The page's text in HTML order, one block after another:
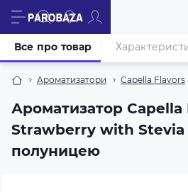
Ароматизатори Capella Flavors
Ароматизатор Capella
Strawberry with Stevia -
полуницею
Все про товар